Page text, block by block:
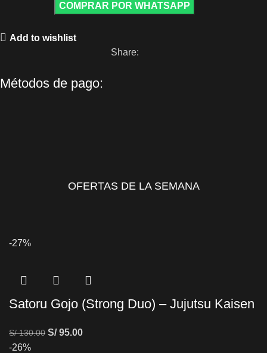
COMPRAR POR WHATSAPP
Add to wishlist
Share:
Métodos de pago:
OFERTAS DE LA SEMANA
-27%
Satoru Gojo (Strong Duo) – Jujutsu Kaisen
S/130.00 S/95.00
-26%